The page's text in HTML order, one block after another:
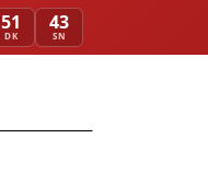
51
DK
42
SN